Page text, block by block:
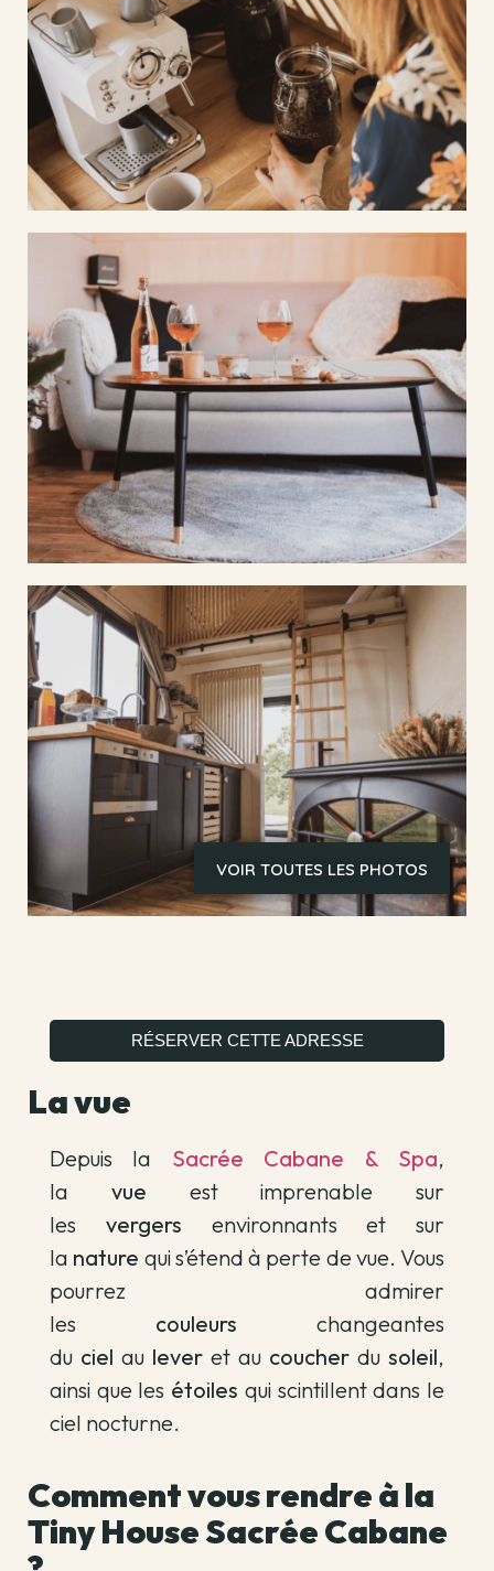
VOIR TOUTES LES PHOTOS
RÉSERVER CETTE ADRESSE
La vue
Depuis la Sacrée Cabane & Spa,
la vue est imprenable sur
les vergers environnants et sur
la nature qui s’étend à perte de vue. Vous
pourrez admirer
les couleurs changeantes
du ciel au lever et au coucher du soleil,
ainsi que les étoiles qui scintillent dans le
ciel nocturne.
Comment vous rendre à la
Tiny House Sacrée Cabane